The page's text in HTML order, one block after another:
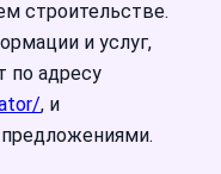
строительстве.
и услуг,
по адресу
, и